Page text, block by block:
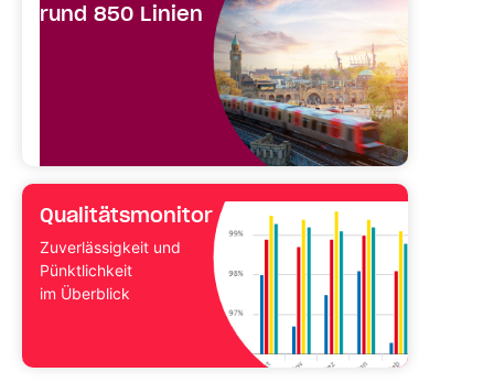
rund 850 Linien
Qualitätsmonitor
Zuverlässigkeit und
Pünktlichkeit
im Überblick